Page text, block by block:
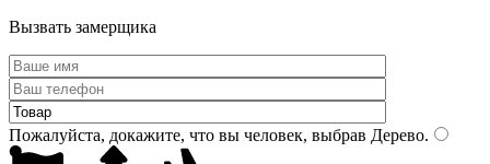
Вызвать замерщика
Пожалуйста, докажите, что вы человек, выбрав Дерево.